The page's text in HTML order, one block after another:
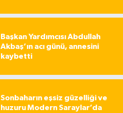
Başkan Yardımcısı Abdullah
Akbaş’ın acı günü, annesini
kaybetti
Sonbaharın eşsiz güzelliği ve
huzuru Modern Saraylar’da